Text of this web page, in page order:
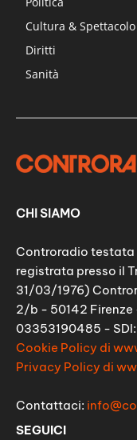
Cultura & Spettacolo
Diritti
Sanità
CHI SIAMO
Controradio
registrata presso il
31/03/1976)
2/b - 50142 Firenze
03353190485 - SDI:
Cookie Policy di
Privacy Policy di
Contattaci:
SEGUICI